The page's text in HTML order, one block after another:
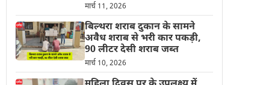
मार्च 11, 2026
बिल्थरा शराब दुकान के सामने
अवैध शराब से भरी कार पकड़ी,
90 लीटर देसी शराब जब्त
मार्च 10, 2026